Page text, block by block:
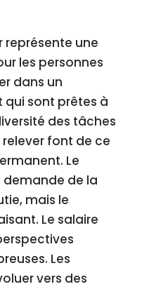
représente une
les personnes
dans un
sont prêtes à
des tâches
font de ce
Le
de la
mais le
Le salaire
Les
vers des